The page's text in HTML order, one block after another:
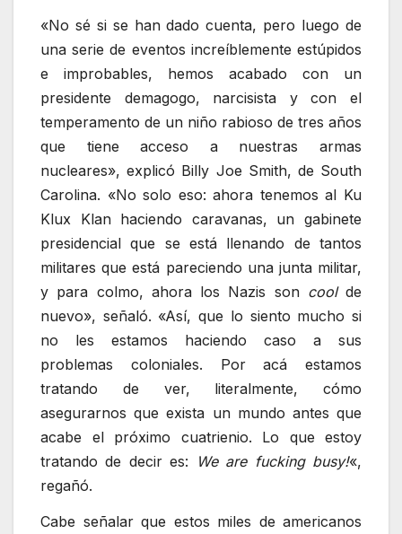
«No sé si se han dado cuenta, pero luego de
una serie de eventos increíblemente estúpidos
e improbables, hemos acabado con un
presidente demagogo, narcisista y con el
temperamento de un niño rabioso de tres años
que tiene acceso a nuestras armas
nucleares», explicó Billy Joe Smith, de South
Carolina. «No solo eso: ahora tenemos al Ku
Klux Klan haciendo caravanas, un gabinete
presidencial que se está llenando de tantos
militares que está pareciendo una junta militar,
y para colmo, ahora los Nazis son coolde
nuevo», señaló. «Así, que lo siento mucho si
no les estamos haciendo caso a sus
problemas coloniales. Por acá estamos
tratando de ver, literalmente, cómo
asegurarnos que exista un mundo antes que
acabe el próximo cuatrienio. Lo que estoy
tratando de decir es:
We are fucking busy!«,
regañó.
Cabe señalar que estos miles de americanos